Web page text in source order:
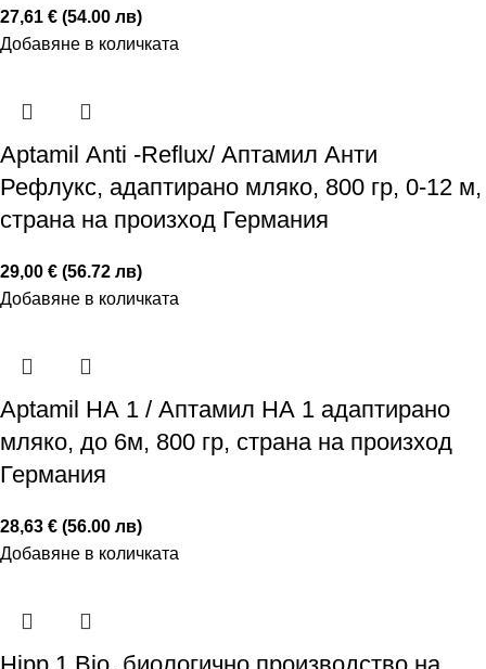
27,61 € (54.00 лв)
Добавяне в количката
Aptamil Аnti -Reflux/ Аптамил Анти
Рефлукс, адаптирано мляко, 800 гр, 0-12 м,
страна на произход Германия
29,00 € (56.72 лв)
Добавяне в количката
Aptamil НА 1 / Аптамил НА 1 адаптирано
мляко, до 6м, 800 гр, страна на произход
Германия
28,63 € (56.00 лв)
Добавяне в количката